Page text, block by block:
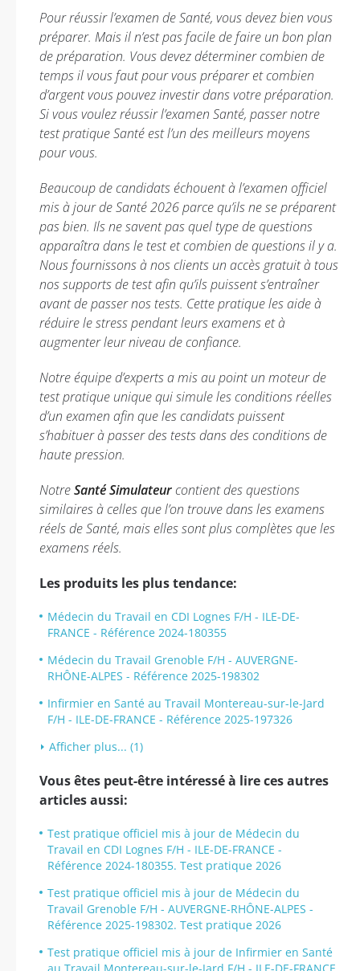
Pour réussir l’examen de Santé, vous devez bien vous
préparer. Mais il n’est pas facile de faire un bon plan
de préparation. Vous devez déterminer combien de
temps il vous faut pour vous préparer et combien
d’argent vous pouvez investir dans votre préparation.
Si vous voulez réussir l’examen Santé, passer notre
test pratique Santé est l’un des meilleurs moyens
pour vous.
Beaucoup de candidats échouent à l’examen officiel
mis à jour de Santé 2026 parce qu’ils ne se préparent
pas bien. Ils ne savent pas quel type de questions
apparaîtra dans le test et combien de questions il y a.
Nous fournissons à nos clients un accès gratuit à tous
nos supports de test afin qu’ils puissent s’entraîner
avant de passer nos tests. Cette pratique les aide à
réduire le stress pendant leurs examens et à
augmenter leur niveau de confiance.
Notre équipe d’experts a mis au point un moteur de
test pratique unique qui simule les conditions réelles
d’un examen afin que les candidats puissent
s’habituer à passer des tests dans des conditions de
haute pression.
NotreSanté Simulateurcontient des questions
similaires à celles que l’on trouve dans les examens
réels de Santé, mais elles sont plus complètes que les
examens réels.
Les produits les plus tendance:
Médecin du Travail en CDI Lognes F/H - ILE-DE-
FRANCE - Référence 2024-180355
Médecin du Travail Grenoble F/H - AUVERGNE-
RHÔNE-ALPES - Référence 2025-198302
Infirmier en Santé au Travail Montereau-sur-le-Jard
F/H - ILE-DE-FRANCE - Référence 2025-197326
Afficher plus... (1)
Vous êtes peut-être intéressé à lire ces autres
articles aussi:
Test pratique officiel mis à jour de Médecin du
Travail en CDI Lognes F/H - ILE-DE-FRANCE -
Référence 2024-180355. Test pratique 2026
Test pratique officiel mis à jour de Médecin du
Travail Grenoble F/H - AUVERGNE-RHÔNE-ALPES -
Référence 2025-198302. Test pratique 2026
Test pratique officiel mis à jour de Infirmier en Santé